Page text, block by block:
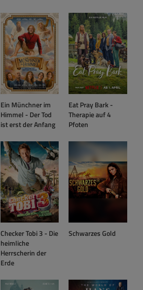
Ein Münchner im
Himmel - Der Tod
ist erst der Anfang
Eat Pray Bark -
Therapie auf 4
Pfoten
Checker Tobi 3 - Die
heimliche
Herrscherin der
Erde
Schwarzes Gold